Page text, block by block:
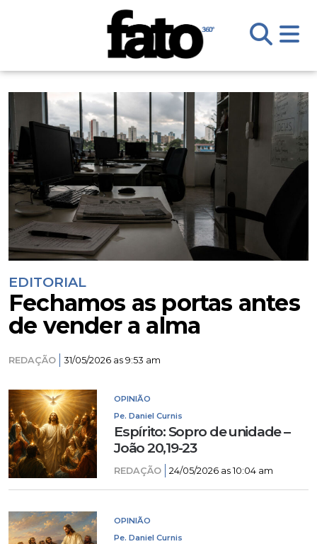
EDITORIAL
Fechamos as portas antes
de vender a alma
REDAÇÃO 31/05/2026 as 9:53 am
OPINIÃO
Pe. Daniel Curnis
Espírito: Sopro de unidade –
João 20,19-23
REDAÇÃO 24/05/2026 as 10:04 am
OPINIÃO
Pe. Daniel Curnis